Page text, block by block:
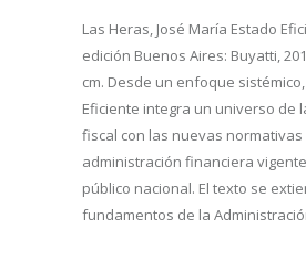
Las Heras, José María Estado
edición Buenos Aires: Buyatti,
cm. Desde un enfoque
Eficiente integra un universo de
fiscal con las nuevas
administración financiera
público nacional. El texto se
fundamentos de la